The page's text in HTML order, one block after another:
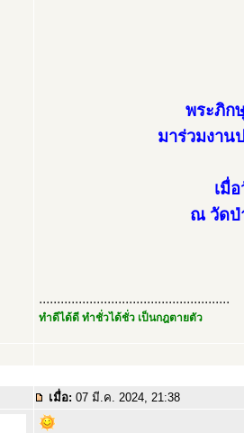
พระภิก
มาร่วมงา
เมื่
ณ วัดป่
.....................................................
ทำดีได้ดี ทำชั่วได้ชั่ว เป็นกฎตายตัว
เมื่อ: 07 มี.ค. 2024, 21:38